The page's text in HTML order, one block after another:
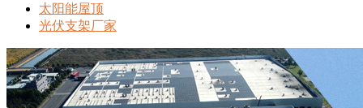
太阳能屋顶
光伏支架厂家